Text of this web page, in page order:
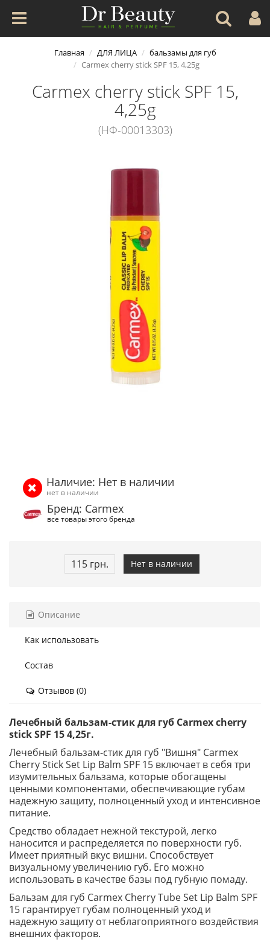
Главная ДЛЯ ЛИЦА
бальзамы для губ
Carmex cherry stick SPF 15, 4,25g
Carmex cherry stick SPF 15,
4,25g
(НФ-00013303)
Наличие: Нет в наличии
нет в наличии
Бренд: Carmex
все товары этого бренда
115 грн. Нет в наличии
Описание
Как использовать
Состав
Отзывов (0)
Лечебный бальзам-стик для губ Carmex cherry
stick SPF 15 4,25г.
Лечебный бальзам-стик для губ "Вишня" Carmex
Cherry Stick Set Lip Balm SPF 15 включает в себя три
изумительных бальзама, которые обогащены
ценными компонентами, обеспечивающие губам
надежную защиту, полноценный уход и интенсивное
питание.
Средство обладает нежной текстурой, легко
наносится и распределяется по поверхности губ.
Имеет приятный вкус вишни. Способствует
визуальному увеличению губ. Его можно
использовать в качестве базы под губную помаду.
Бальзам для губ Carmex Cherry Tube Set Lip Balm SPF
15 гарантирует губам полноценный уход и
надежную защиту от неблагоприятного воздействия
внешних факторов.